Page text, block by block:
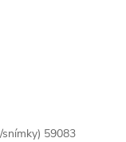
59083